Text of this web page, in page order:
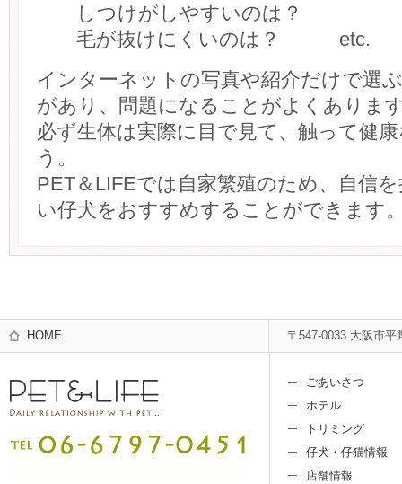
しつけがしやすいのは？
毛が抜けにくいのは？ etc.
インターネットの写真や紹介だけで選
があり、問題になることがよくありま
必ず生体は実際に目で見て、触って健
う。
PET＆LIFEでは自家繁殖のため、自信
い仔犬をおすすめすることができます
HOME 〒547-0033 大阪市平
ごあいさつ
ホテル
トリミング
仔犬・仔猫情報
店舗情報